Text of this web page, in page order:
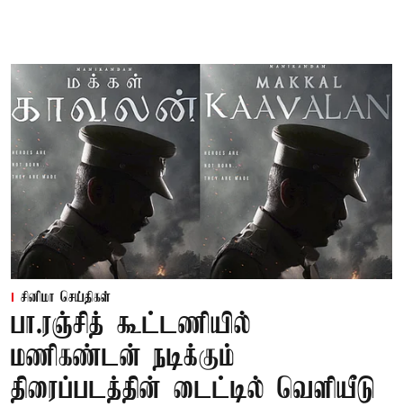
சினிமா செய்திகள்
பா.ரஞ்சித் கூட்டணியில்
மணிகண்டன் நடிக்கும்
திரைப்படத்தின் டைட்டில் வெளியீடு